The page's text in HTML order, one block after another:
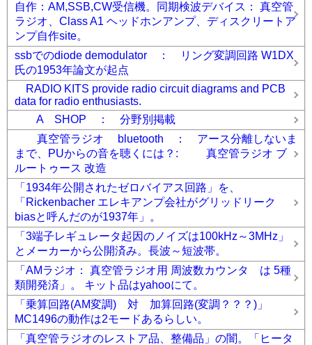
自作：AM,SSB,CW受信機。同期検波デバイス： 真空管
ラジオ、Class A1 ヘッドホンアンプ、ディスクリートア
ンプ自作site。
ssbでのdiode demodulator ： リング変調回路 W1DX
氏の1953年論文が起点
RADIO KITS provide radio circuit diagrams and PCB
data for radio enthusiasts.
A SHOP ： 分野別掲載
真空管ラジオ bluetooth ： アース分離しないま
まで、PUからの音を聴くには？: 真空管ラジオ ブ
ルートゥース 改造
「1934年公開されたゼロバイアス回路」を、
「Rickenbacher エレキアンプ会社がグリッドリーク
biasと呼んだのが1937年」。
「3端子レギュレータ起因のノイズは100kHz～3MHz」
とメーカーから公開済み。長波～短波帯。
「AMラジオ： 真空管ラジオ用 周波数カウンタ は 5種
類開発済」。 キット品はyahooにて。
「乗算回路(AM変調) 対 加算回路(変調？？？)」
MC1496の動作は2モードあるらしい。
「真空管ラジオのレストア品、整備品」の闇。「ヒータ